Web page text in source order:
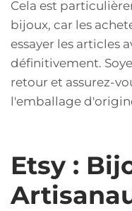
Cela est
bijoux, car les
essayer les articles
définitivement.
retour et assurez-
l'emballage
Etsy :